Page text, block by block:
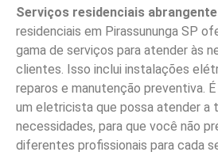
Serviços residenciais
residenciais em Pirassununga SP
gama de serviços para atender às
clientes. Isso inclui instalações
reparos e manutenção preventiva.
um eletricista que possa atender a
necessidades, para que você não
diferentes profissionais para cada